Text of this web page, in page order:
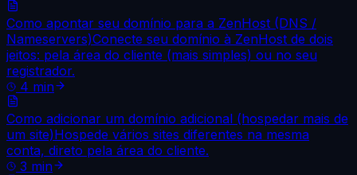
Como apontar seu domínio para a ZenHost (DNS /
Nameservers)Conecte seu domínio à ZenHost de dois
jeitos: pela área do cliente (mais simples) ou no seu
registrador.
4 min
Como adicionar um domínio adicional (hospedar mais de
um site)Hospede vários sites diferentes na mesma
conta, direto pela área do cliente.
3 min